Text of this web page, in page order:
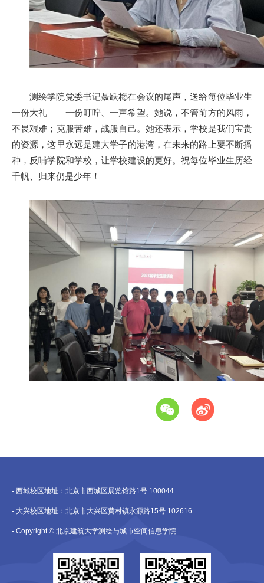
测绘学院党委书记聂跃梅在会议的尾声，送给每位毕业生
一份大礼——一份叮咛、一声希望。她说，不管前方的风雨，
不畏艰难；克服苦难，战服自己。她还表示，学校是我们宝贵
的资源，这里永远是建大学子的港湾，在未来的路上要不断播
种，反哺学院和学校，让学校建设的更好。祝每位毕业生历经
千帆、归来仍是少年！
- 西城校区地址：北京市西城区展览馆路1号 100044
- 大兴校区地址：北京市大兴区黄村镇永源路15号 102616
- Copyright © 北京建筑大学测绘与城市空间信息学院